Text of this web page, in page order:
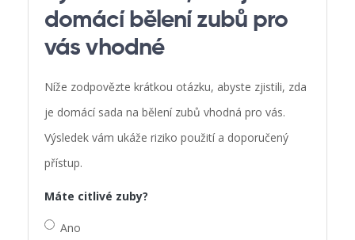
domácí bělení zubů pro
vás vhodné
Níže zodpovězte krátkou otázku, abyste zjistili, zda
je domácí sada na bělení zubů vhodná pro vás.
Výsledek vám ukáže riziko použití a doporučený
přístup.
Máte citlivé zuby?
Ano